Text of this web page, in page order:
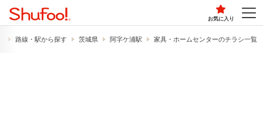
お気に入り
路線・駅から探す 茨城県 阿字ケ浦駅 家具・ホームセンターのチラシ一覧